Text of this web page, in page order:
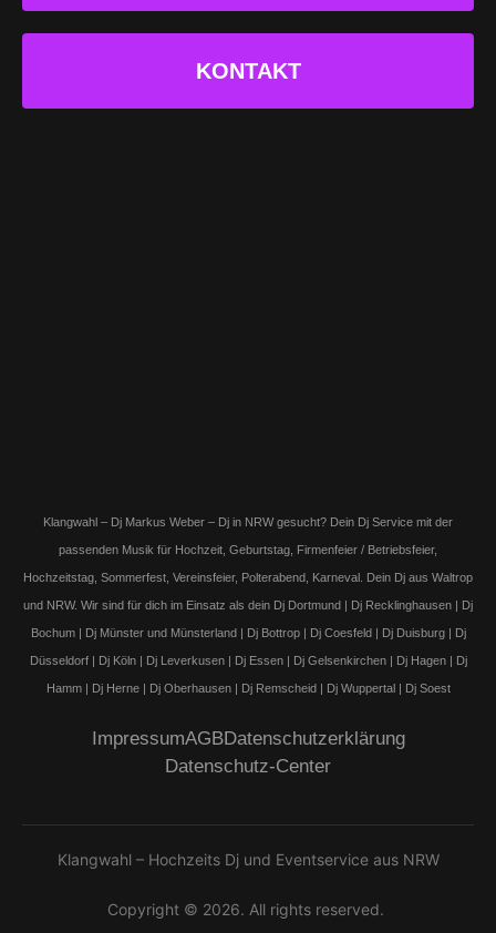
KONTAKT
Klangwahl – Dj Markus Weber – Dj in NRW gesucht? Dein Dj Service mit der
passenden Musik für Hochzeit, Geburtstag, Firmenfeier / Betriebsfeier,
Hochzeitstag, Sommerfest, Vereinsfeier, Polterabend, Karneval. Dein Dj aus Waltrop
und NRW. Wir sind für dich im Einsatz als dein Dj Dortmund | Dj Recklinghausen | Dj
Bochum | Dj Münster und Münsterland | Dj Bottrop | Dj Coesfeld | Dj Duisburg | Dj
Düsseldorf | Dj Köln | Dj Leverkusen | Dj Essen | Dj Gelsenkirchen | Dj Hagen | Dj
Hamm | Dj Herne | Dj Oberhausen | Dj Remscheid | Dj Wuppertal | Dj Soest
ImpressumAGBDatenschutzerklärung
Datenschutz-Center
Klangwahl – Hochzeits Dj und Eventservice aus NRW
Copyright © 2026. All rights reserved.